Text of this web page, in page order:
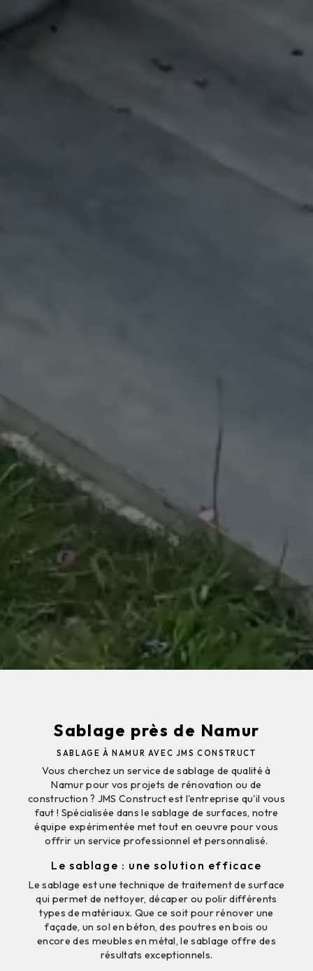
Sablage près de Namur
SABLAGE À NAMUR AVEC JMS CONSTRUCT
Vous cherchez un service de sablage de qualité à
Namur pour vos projets de rénovation ou de
construction ? JMS Construct est l'entreprise qu'il vous
faut ! Spécialisée dans le sablage de surfaces, notre
équipe expérimentée met tout en oeuvre pour vous
offrir un service professionnel et personnalisé.
Le sablage : une solution efficace
Le sablage est une technique de traitement de surface
qui permet de nettoyer, décaper ou polir différents
types de matériaux. Que ce soit pour rénover une
façade, un sol en béton, des poutres en bois ou
encore des meubles en métal, le sablage offre des
résultats exceptionnels.